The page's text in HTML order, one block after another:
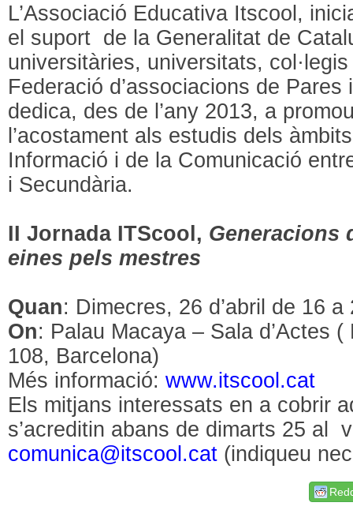
L’Associació Educativa Itscool,
el suport de la Generalitat de
universitàries, universitats,
Federació d’associacions de
dedica, des de l’any 2013, a
l’acostament als estudis dels
Informació i de la Comunicació
i Secundària.
II Jornada ITScool, Generacions
eines pels mestres
Quan: Dimecres, 26 d’abril de 16 a
On: Palau Macaya – Sala d’Actes
108, Barcelona)
Més informació:www.itscool.cat
Els mitjans interessats en a cobrir
s’acreditin abans de dimarts 25 al
comunica@itscool.cat (indiqueu